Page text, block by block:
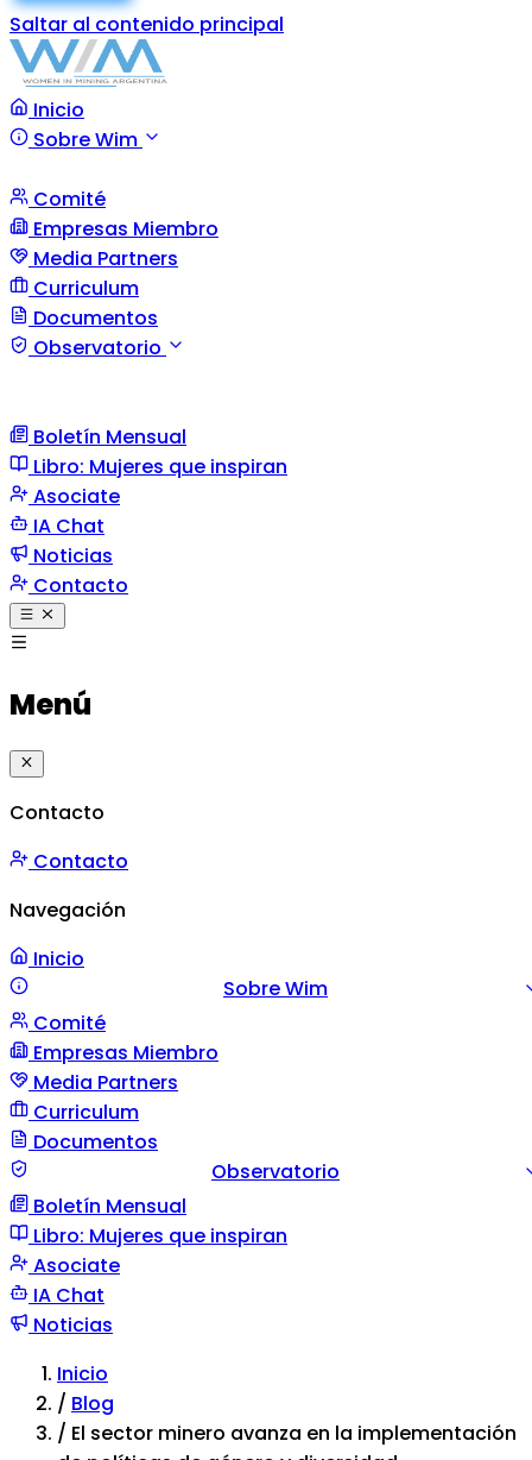
Saltar al contenido principal
Inicio
Sobre Wim
Comité
Empresas Miembro
Media Partners
Curriculum
Documentos
Observatorio
Boletín Mensual
Libro: Mujeres que inspiran
Asociate
IA Chat
Noticias
Contacto
Menú
Contacto
Contacto
Navegación
Inicio
Sobre Wim
Misión y Valores
Comité
Empresas Miembro
Media Partners
Curriculum
Documentos
Observatorio
Guía documentoComunicación de situación
violencia
Boletín Mensual
Libro: Mujeres que inspiran
Asociate
IA Chat
Noticias
Inicio
/ Blog
/ El sector minero avanza en la implementación